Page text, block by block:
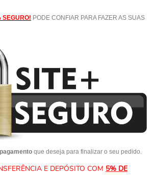
SEGURO! PODE CONFIAR PARA FAZER AS SUAS
que deseja para finalizar o seu pedido.
E DEPÓSITO COM 5% DE